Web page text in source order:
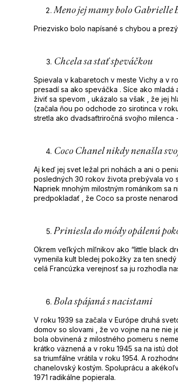
Meno jej mamy bolo Gabrielle
Priezvisko bolo napísané s chybou a
Chcela sa stať speváčkou
Spievala v kabaretoch v meste Vichy a v
presadí sa ako speváčka . Síce ako
živiť sa spevom , ukázalo sa však , že jej
(začala ňou po odchode zo sirotinca v
stretla ako dvadsaťtriročná svojho milenca
Coco Chanel nikdy nenašla
Aj keď jej svet ležal pri nohách a ani o
posledných 30 rokov života prebývala vo
Napriek mnohým milostným románikom
predpokladať , že Coco sa proste
Priniesla do módy opálenú
Okrem veľkých míľnikov ako “little black
vymenila kult bledej pokožky za ten
celá Francúzka verejnosť sa ju rozhodla
Bola spájaná s nacistami
V roku 1939 sa začala v Európe druhá
domov so slovami , že vo vojne na ne nie
bola obvinená z milostného pomeru s
krátko väznená a v roku 1945 sa na istú
sa triumfálne vrátila v roku 1954. A
chanelovský kostým. Spoluprácu a
1971 radikálne popierala.